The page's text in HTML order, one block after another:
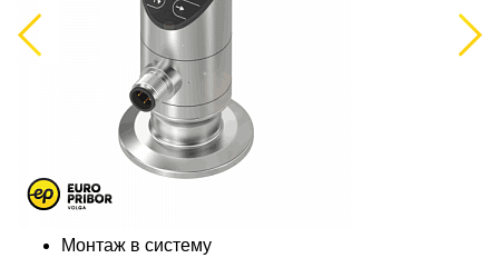
Previous
Монтаж в систему
Next